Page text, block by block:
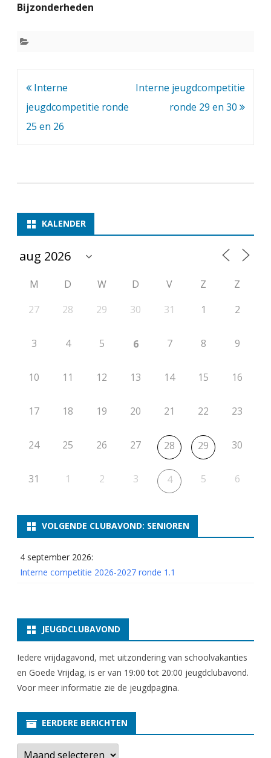
r
u
m
t
i
i
o
7
e
n
Bijzonderheden
Bericht
navigatie
Interne
jeugdcompetitie ronde
25 en 26
Interne jeugdcompetitie
ronde 29 en 30
KALENDER
M D W D V Z
Z
27
28 29 30 31 1 2
3 4 5 6 7 8 9
10 11 12 13 14 15 16
17 18 19 20 21 22 23
24 25 26 27 28 29 30
31 1 2 3 4 5 6
VOLGENDE CLUBAVOND: SENIOREN
4 september 2026:
Interne competitie 2026-2027 ronde 1.1
JEUGDCLUBAVOND
Iedere vrijdagavond, met uitzondering van schoolvakanties
en Goede Vrijdag, is er van 19:00 tot 20:00 jeugdclubavond.
Voor meer informatie zie de jeugdpagina.
EERDERE BERICHTEN
E